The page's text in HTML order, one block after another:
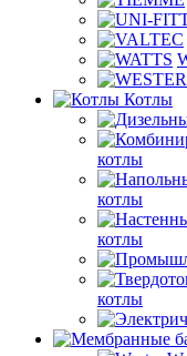
Котлы
котлы
котлы
котлы
котлы